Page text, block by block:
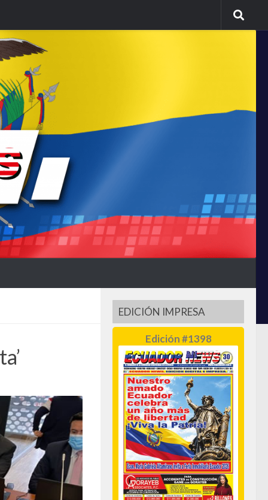
EDICIÓN IMPRESA
Edición #1398